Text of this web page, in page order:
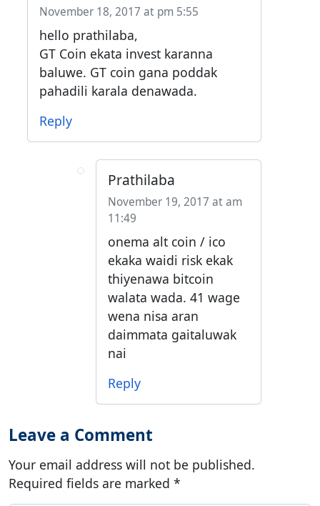
November 18, 2017 at pm 5:55
hello prathilaba,
GT Coin ekata invest karanna
baluwe. GT coin gana poddak
pahadili karala denawada.
Reply
Prathilaba
November 19, 2017 at am
11:49
onema alt coin / ico
ekaka waidi risk ekak
thiyenawa bitcoin
walata wada. 41 wage
wena nisa aran
daimmata gaitaluwak
nai
Reply
Leave a Comment
Your email address will not be published.
Required fields are marked *